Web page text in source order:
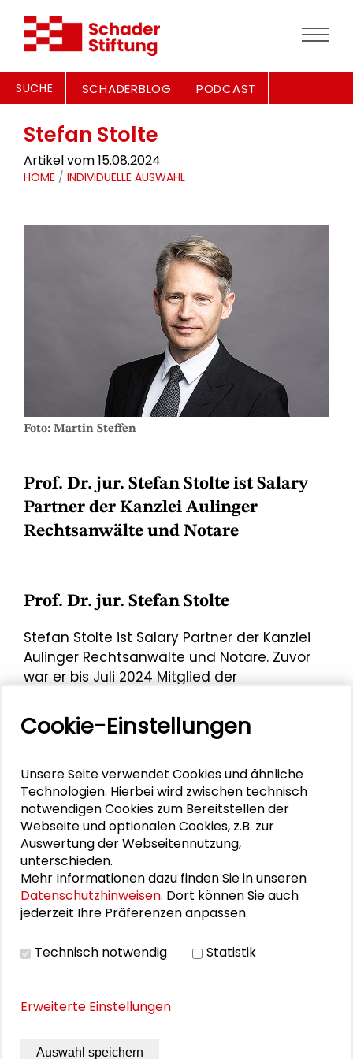
SUCHE SCHADERBLOG PODCAST
Stefan Stolte
Artikel vom 15.08.2024
HOME / INDIVIDUELLE AUSWAHL
Foto: Martin Steffen
Prof. Dr. jur. Stefan Stolte ist Salary
Partner der Kanzlei Aulinger
Rechtsanwälte und Notare
Prof. Dr. jur. Stefan Stolte
Stefan Stolte ist Salary Partner der Kanzlei
Aulinger Rechtsanwälte und Notare. Zuvor
war er bis Juli 2024 Mitglied der
Stiftungsmanagement des Deutschen
Stiftungszentrums im Stifterverband sowie
Rechtsanwaltsgesellschaft mbH anwaltlich
tätig. Zwischen 2005 und 2011 war er im
Stifterverband als Leitung des Bereichs
"Personal, Recht, Grundsatzfragen"
beschäftigt. Außerdem ist er seit Oktober
2020 Honorarprofessor an der Hochschule
für Musik und Theater in München sowie
Dozent an der Deutschen
European Business School / EBS Executive
Stefan Stolte wirkte als Experte mit am
‘Faire Arbeit in der Wissenschaft
Cookie-Einstellungen
Unsere Seite verwendet Cookies und ähnliche
Technologien. Hierbei wird zwischen technisch
notwendigen Cookies zum Bereitstellen der
Webseite und optionalen Cookies, z.B. zur
Auswertung der Webseitennutzung,
unterschieden.
Mehr Informationen dazu finden Sie in unseren
Datenschutzhinweisen. Dort können Sie auch
jederzeit Ihre Präferenzen anpassen.
Technisch notwendig Statistik
Erweiterte Einstellungen
Auswahl speichern